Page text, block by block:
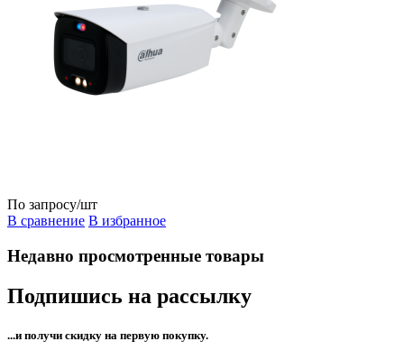
По запросу/шт
В сравнение В избранное
Недавно просмотренные товары
Подпишись на рассылку
...и получи скидку на первую покупку.